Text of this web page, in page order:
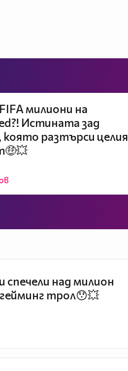
милиони на
Истината зад
която разтърси целия
над милион
трол😯💥